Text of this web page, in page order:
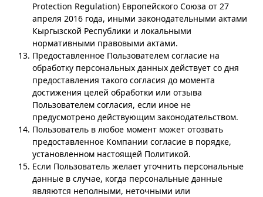
Protection Regulation) Европейского Союза от 27
апреля 2016 года, иными законодательными актами
Кыргызской Республики и локальными
нормативными правовыми актами.
Предоставленное Пользователем согласие на
обработку персональных данных действует со дня
предоставления такого согласия до момента
достижения целей обработки или отзыва
Пользователем согласия, если иное не
предусмотрено действующим законодательством.
Пользователь в любое момент может отозвать
предоставленное Компании согласие в порядке,
установленном настоящей Политикой.
Если Пользователь желает уточнить персональные
данные в случае, когда персональные данные
являются неполными, неточными или